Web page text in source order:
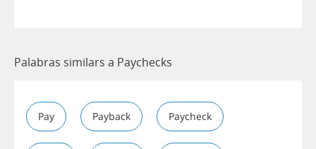
Palabras similars a Paychecks
Pay Payback Paycheck